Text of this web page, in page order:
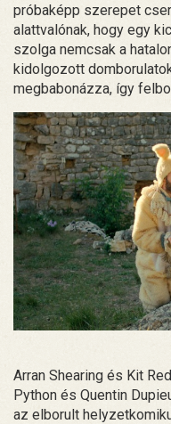
próbaképp szerepet
alattvalónak, hogy egy
szolga nemcsak a
kidolgozott
megbabonázza, így
Arran Shearing és Kit
Python és Quentin
az elborult